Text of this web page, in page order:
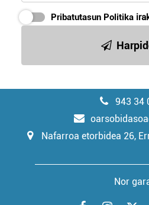
Pribatutasun Politika
943 34
Nafarroa etorbidea 26,
Nor